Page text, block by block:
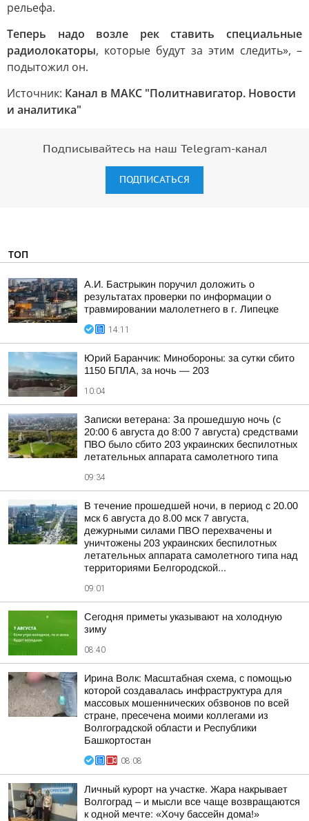
рельефа.
Теперь надо возле рек ставить специальные
радиолокаторы, которые будут за этим следить», –
подытожил он.
Источник: Канал в МАКС "Политнавигатор. Новости
и аналитика"
Подписывайтесь на наш Telegram-канал
ПОДПИСАТЬСЯ
ТОП
А.И. Бастрыкин поручил доложить о
результатах проверки по информации о
травмировании малолетнего в г. Липецке
14:11
Юрий Баранчик: Минобороны: за сутки сбито
1150 БПЛА, за ночь — 203
10:04
Записки ветерана: За прошедшую ночь (с
20:00 6 августа до 8:00 7 августа) средствами
ПВО было сбито 203 украинских беспилотных
летательных аппарата самолетного типа
09:34
В течение прошедшей ночи, в период с 20.00
мск 6 августа до 8.00 мск 7 августа,
дежурными силами ПВО перехвачены и
уничтожены 203 украинских беспилотных
летательных аппарата самолетного типа над
территориями Белгородской...
09:01
Сегодня приметы указывают на холодную
зиму
08:40
Ирина Волк: Масштабная схема, с помощью
которой создавалась инфраструктура для
массовых мошеннических обзвонов по всей
стране, пресечена моими коллегами из
Волгоградской области и Республики
Башкортостан
08:08
Личный курорт на участке. Жара накрывает
Волгоград – и мысли все чаще возвращаются
к одной мечте: «Хочу бассейн дома!»